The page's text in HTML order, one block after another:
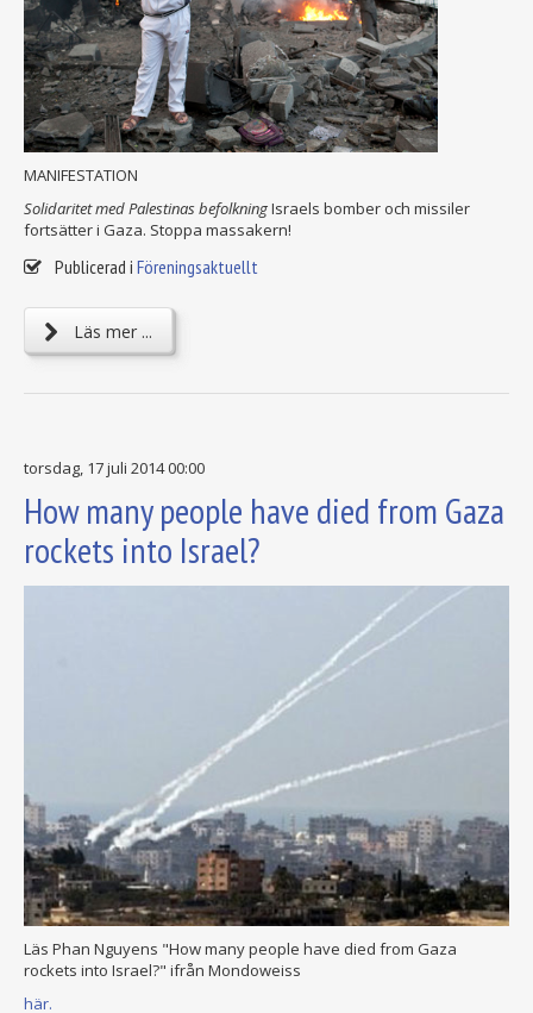
MANIFESTATION
Solidaritet med Palestinas befolkningIsraels bomber och missiler
fortsätter i Gaza. Stoppa massakern!
Publicerad i Föreningsaktuellt
Läs mer ...
torsdag, 17 juli 2014 00:00
How many people have died from Gaza
rockets into Israel?
Läs Phan Nguyens "How many people have died from Gaza
rockets into Israel?" ifrån Mondoweiss
här.